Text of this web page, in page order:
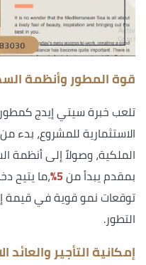
قوة المطور وأنظمة
تلعب خبرة سيتي إيدج
الاستثمارية للمشروع، بدء
الملكية، وصولاً إلى أنظمة
بمقدم يبدأ من5% ،ما يتيح
توقعات نمو قوية في قيمة
التطور.
إمكانية التأجير والعائد